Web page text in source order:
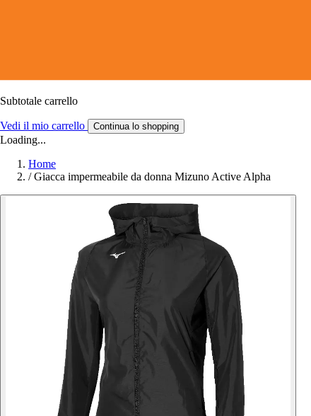
Subtotale carrello
Vedi il mio carrello Continua lo shopping
Loading...
Home
/ Giacca impermeabile da donna Mizuno Active Alpha